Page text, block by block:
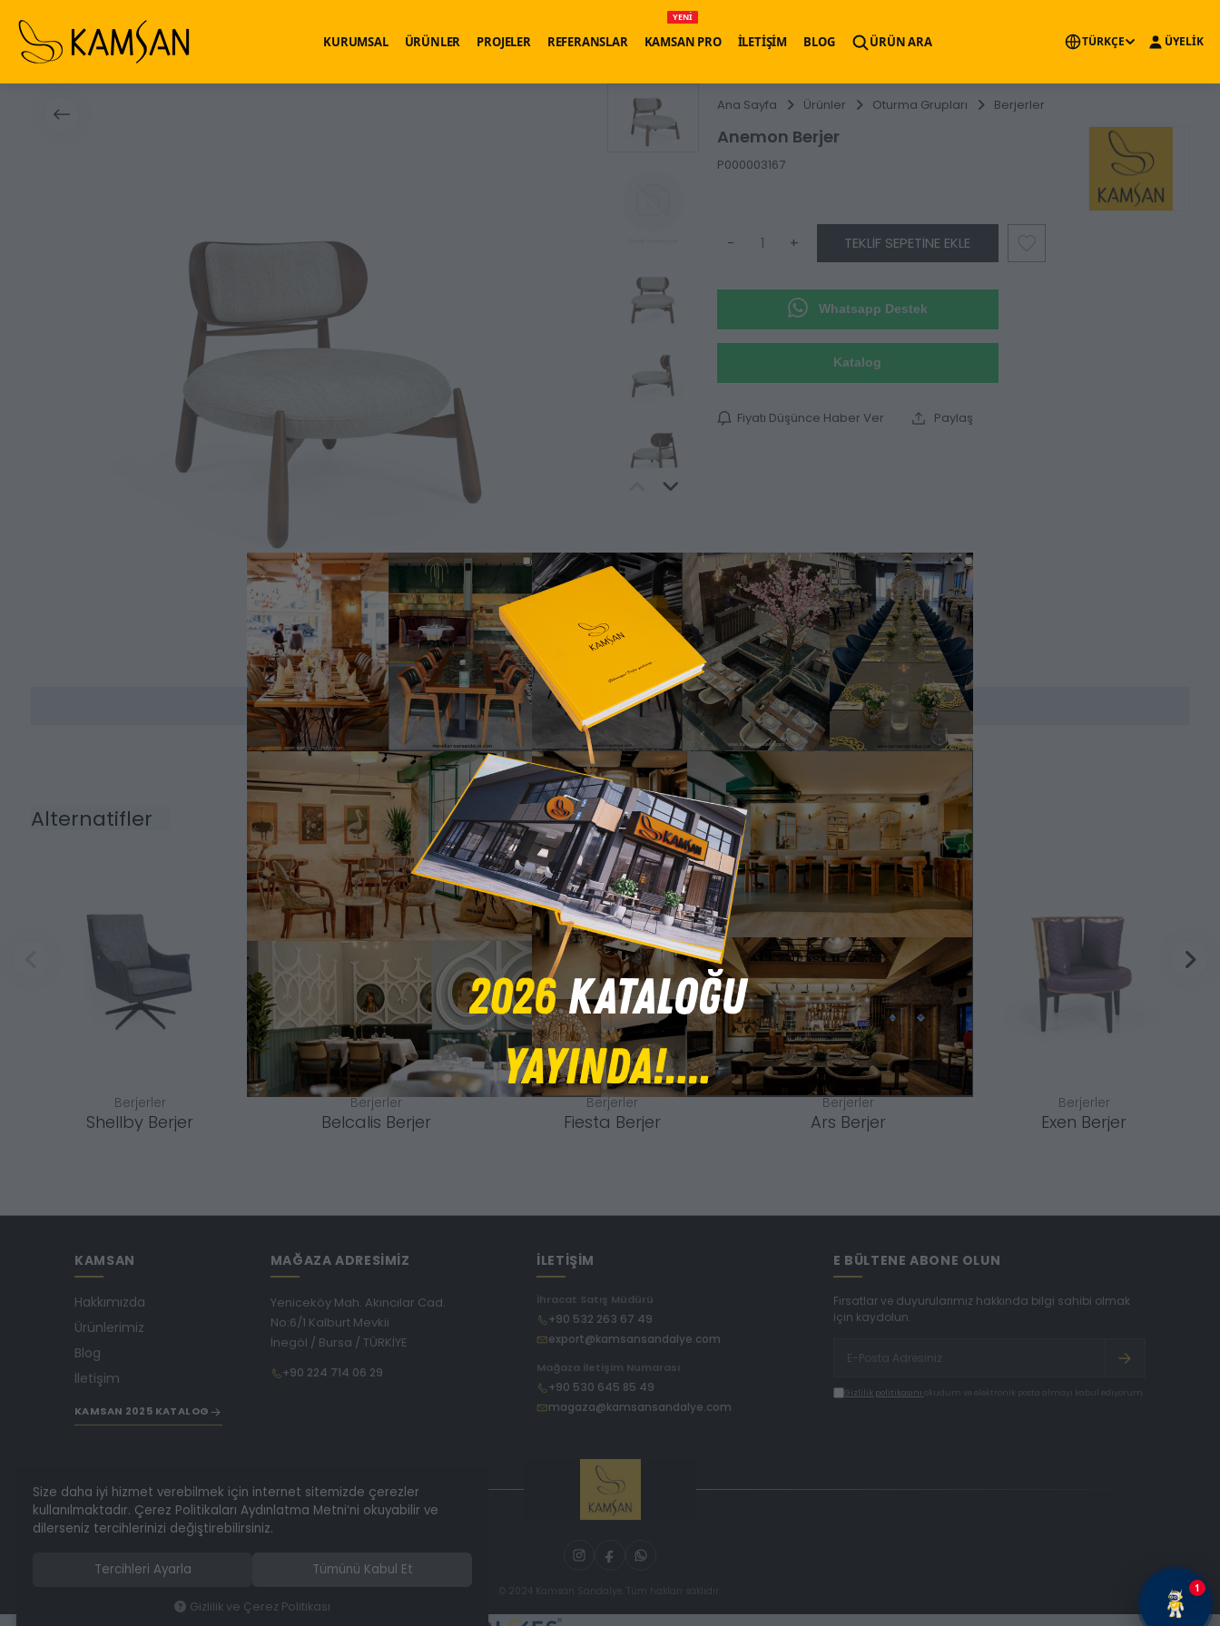
KURUMSAL ÜRÜNLER PROJELER REFERANSLAR
YENİ
KAMSAN PRO İLETİŞİM BLOG ÜRÜN ARA TÜRKÇE ÜYELİK
1
Ana Sayfa Ürünler Oturma Grupları Berjerler
Anemon Berjer
P000003167
- + TEKLIF SEPETINE EKLE
Whatsapp Destek
Katalog
Fiyatı Düşünce Haber Ver Paylaş
Ürün Bilgisi Katalog
Alternatifler
Berjerler
Shellby Berjer
Berjerler
Belcalis Berjer
Berjerler
Fiesta Berjer
Berjerler
Ars Berjer
Berjerler
Exen Berjer
KAMSAN
Hakkımızda
Ürünlerimiz
Blog
İletişim
KAMSAN 2025 KATALOG
MAĞAZA ADRESİMİZ
Yeniceköy Mah. Akıncılar Cad.
No:6/1 Kalburt Mevkii
İnegöl / Bursa / TÜRKİYE
+90 224 714 06 29
İLETİŞİM
İhracat Satış Müdürü
+90 532 263 67 49
export@kamsansandalye.com
Mağaza İletişim Numarası
+90 530 645 85 49
magaza@kamsansandalye.com
E BÜLTENE ABONE OLUN
Fırsatlar ve duyurularımız hakkında bilgi sahibi olmak
için kaydolun.
Gizlilik politikasını okudum ve elektronik posta almayı kabul ediyorum.
Size daha iyi hizmet verebilmek için internet sitemizde çerezler
kullanılmaktadır. Çerez Politikaları Aydınlatma Metni’ni okuyabilir ve
dilerseniz tercihlerinizi değiştirebilirsiniz.
Tercihleri Ayarla Tümünü Kabul Et
Gizlilik ve Çerez Politikası
×